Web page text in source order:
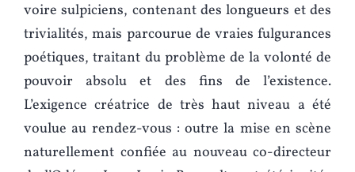
voire sulpiciens, contenant des longueurs et des
trivialités, mais parcourue de vraies fulgurances
poétiques, traitant du problème de la volonté de
pouvoir absolu et des fins de l’existence.
L’exigence créatrice de très haut niveau a été
voulue au rendez-vous : outre la mise en scène
naturellement confiée au nouveau co-directeur